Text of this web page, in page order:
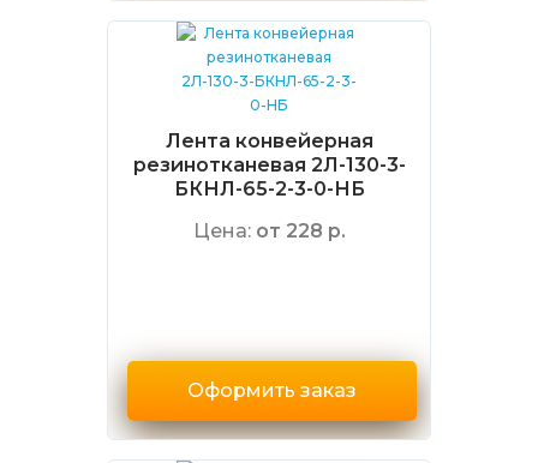
Лента конвейерная
резинотканевая 2Л-130-3-
БКНЛ-65-2-3-0-НБ
Цена: от 228 р.
Оформить заказ